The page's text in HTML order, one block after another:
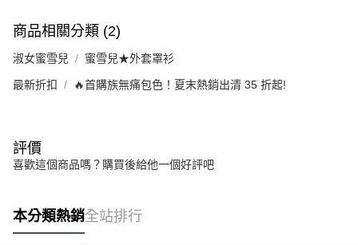
商品相關分類 (2)
淑女蜜雪兒 蜜雪兒★外套罩衫
最新折扣 🔥首購族無痛包色！夏末熱銷出清 35 折起!
評價
喜歡這個商品嗎？購買後給他一個好評吧
本分類熱銷全站排行